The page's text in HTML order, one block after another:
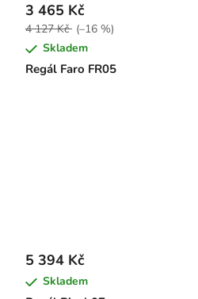
Regál Faro FR05
3 465 Kč
4 127 Kč (–16 %)
Skladem
5 394 Kč
Skladem